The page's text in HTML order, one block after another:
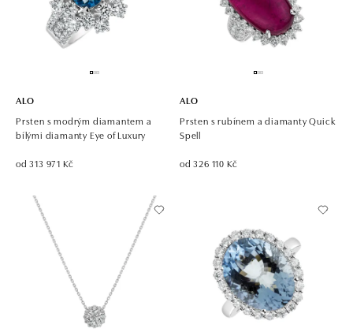
ALO
Prsten s modrým diamantem a
bílými diamanty Eye of Luxury
od 313 971 Kč
ALO
Prsten s rubínem a diamanty Quick
Spell
od 326 110 Kč